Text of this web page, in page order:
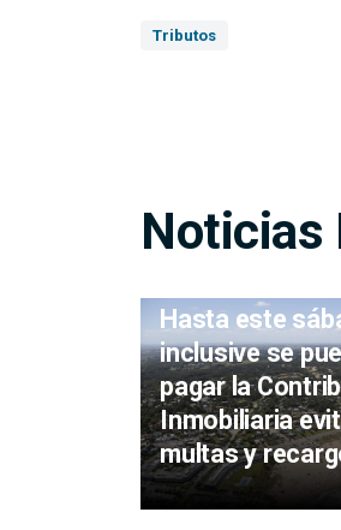
Tributos
Noticias
Hasta este
inclusive se
pagar la
Inmobiliaria
multas y